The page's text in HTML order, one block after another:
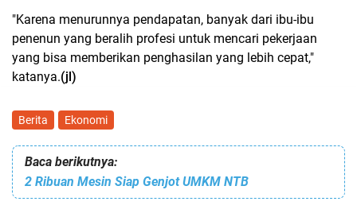
"Karena menurunnya pendapatan, banyak dari ibu-ibu
penenun yang beralih profesi untuk mencari pekerjaan
yang bisa memberikan penghasilan yang lebih cepat,"
katanya.(jl)
Berita Ekonomi
Baca berikutnya:
2 Ribuan Mesin Siap Genjot UMKM NTB